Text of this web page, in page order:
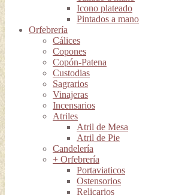
Icono plateado
Pintados a mano
Orfebrería
Cálices
Copones
Copón-Patena
Custodias
Sagrarios
Vinajeras
Incensarios
Atriles
Atril de Mesa
Atril de Pie
Candelería
+ Orfebrería
Portaviaticos
Ostensorios
Relicarios